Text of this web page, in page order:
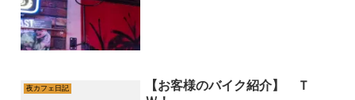
夜カフェ日記
【お客様のバイク紹介】 Ｔ